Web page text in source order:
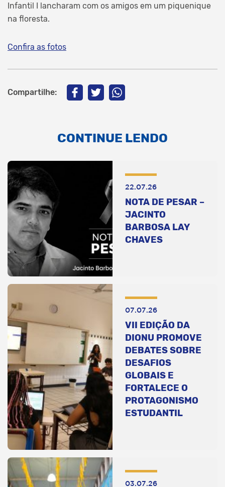
Infantil I lancharam com os amigos em um piquenique
na floresta.
Confira as fotos
Compartilhe:
CONTINUE LENDO
22.07.26
NOTA DE PESAR –
JACINTO
BARBOSA LAY
CHAVES
07.07.26
VII EDIÇÃO DA
DIONU PROMOVE
DEBATES SOBRE
DESAFIOS
GLOBAIS E
FORTALECE O
PROTAGONISMO
ESTUDANTIL
03.07.26